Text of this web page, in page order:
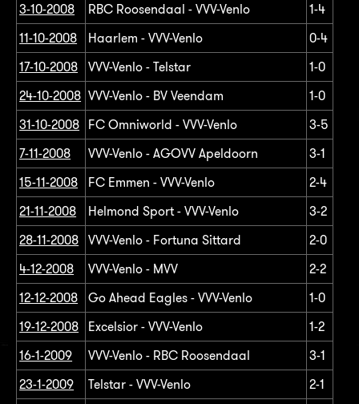
3-10-2008
RBC Roosendaal - VVV-Venlo
1-4
11-10-2008
Haarlem - VVV-Venlo
0-4
17-10-2008
VVV-Venlo - Telstar
1-0
24-10-2008 VVV-Venlo - BV Veendam
1-0
31-10-2008
FC Omniworld - VVV-Venlo
3-5
7-11-2008
VVV-Venlo - AGOVV Apeldoorn
3-1
15-11-2008
FC Emmen - VVV-Venlo
2-4
21-11-2008
Helmond Sport - VVV-Venlo
3-2
28-11-2008
VVV-Venlo - Fortuna Sittard
2-0
4-12-2008
VVV-Venlo - MVV
2-2
12-12-2008
Go Ahead Eagles - VVV-Venlo
1-0
19-12-2008
Excelsior - VVV-Venlo
1-2
16-1-2009
VVV-Venlo - RBC Roosendaal
3-1
23-1-2009
Telstar - VVV-Venlo
2-1